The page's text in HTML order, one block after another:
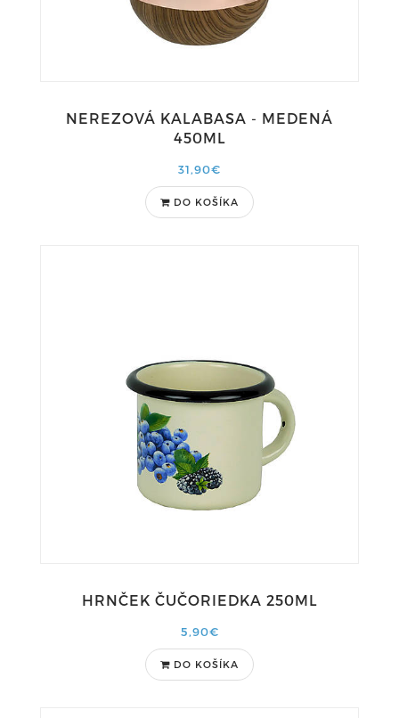
NEREZOVÁ KALABASA - MEDENÁ
450ML
31,90€
DO KOŠÍKA
HRNČEK ČUČORIEDKA 250ML
5,90€
DO KOŠÍKA